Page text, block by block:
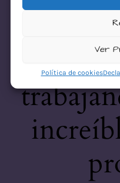
Ver
Política de cookies